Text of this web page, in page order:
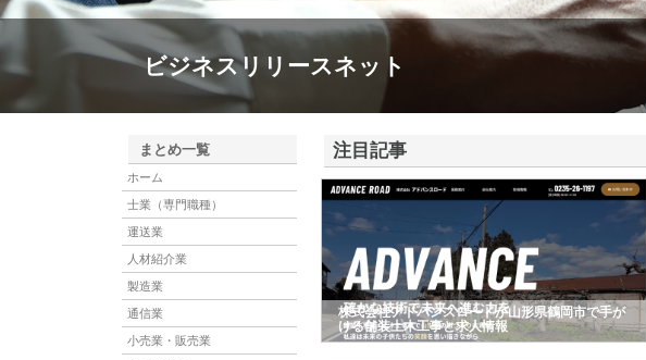
ビジネスリリースネット
まとめ一覧
ホーム
士業（専門職種）
運送業
人材紹介業
製造業
通信業
小売業・販売業
注目記事
株式会社アドバンスロードが山形県鶴岡市で手が
ける舗装土木工事と求人情報